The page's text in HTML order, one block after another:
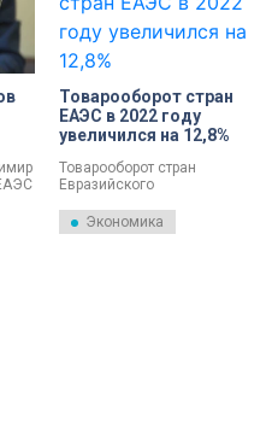
Товарооборот стран
ЕАЭС в 2022 году
увеличился на 12,8%
Товарооборот стран
Евразийского
(ЕАЭС) за 10 месяцев 2022
года увеличился на 12,8%.
Экономика